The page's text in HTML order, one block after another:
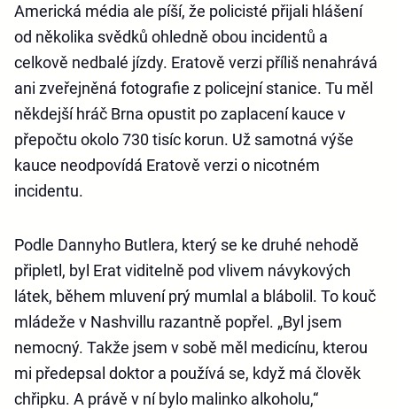
Americká média ale píší, že policisté přijali hlášení
od několika svědků ohledně obou incidentů a
celkově nedbalé jízdy. Eratově verzi příliš nenahrává
ani zveřejněná fotografie z policejní stanice. Tu měl
někdejší hráč Brna opustit po zaplacení kauce v
přepočtu okolo 730 tisíc korun. Už samotná výše
kauce neodpovídá Eratově verzi o nicotném
incidentu.
Podle Dannyho Butlera, který se ke druhé nehodě
připletl, byl Erat viditelně pod vlivem návykových
látek, během mluvení prý mumlal a blábolil. To kouč
mládeže v Nashvillu razantně popřel. „Byl jsem
nemocný. Takže jsem v sobě měl medicínu, kterou
mi předepsal doktor a používá se, když má člověk
chřipku. A právě v ní bylo malinko alkoholu,“